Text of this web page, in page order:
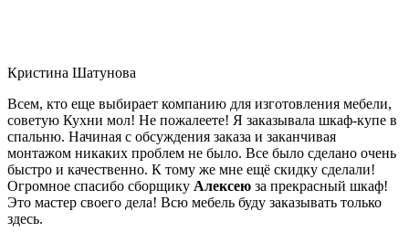
Кристина Шатунова
Всем, кто еще выбирает компанию для изготовления мебели,
советую Кухни мол! Не пожалеете! Я заказывала шкаф-купе в
спальню. Начиная с обсуждения заказа и заканчивая
монтажом никаких проблем не было. Все было сделано очень
быстро и качественно. К тому же мне ещё скидку сделали!
Огромное спасибо сборщику Алексею за прекрасный шкаф!
Это мастер своего дела! Всю мебель буду заказывать только
здесь.